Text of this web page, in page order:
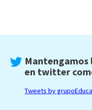
Mantengamos
en twitter
Tweets by